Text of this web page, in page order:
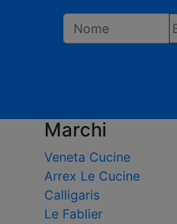
Marchi
Veneta Cucine
Arrex Le Cucine
Calligaris
Le Fablier